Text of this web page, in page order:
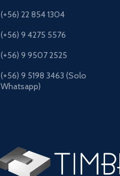
(+56) 22 854 1304
(+56) 9 4275 5576
(+56) 9 9507 2525
(+56) 9 5198 3463 (Solo
Whatsapp)